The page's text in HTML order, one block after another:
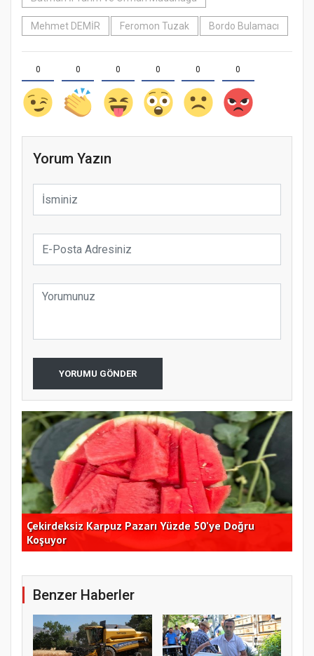
Mehmet DEMİR Feromon Tuzak Bordo Bulamacı
0 0 0 0 0 0
Yorum Yazın
YORUMU GÖNDER
Çekirdeksiz Karpuz Pazarı Yüzde 50’ye Doğru
Koşuyor
Benzer Haberler